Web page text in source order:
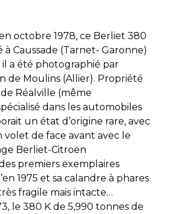
octobre 1978, ce Berliet 380
à Caussade (Tarnet- Garonne)
a été photographié par
de Moulins (Allier). Propriété
Réalville (même
dans les automobiles
un état d’origine rare, avec
de face avant avec le
Berliet-Citroën
premiers exemplaires
1975 et sa calandre à phares
fragile mais intacte…
le 380 K de 5,990 tonnes de